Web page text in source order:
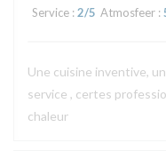
Service : 2/5 Atmosfeer :
Une cuisine inventive,
service , certes
chaleur